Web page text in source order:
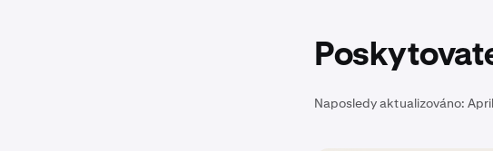
Naposledy aktualizováno: